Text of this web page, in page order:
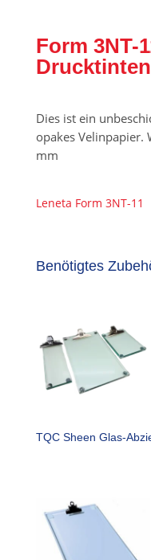
Form 3NT-
Dies ist ein
opakes Velinpapier.
mm
Leneta Form 3NT-11
Benötigtes
TQC Sheen Glas-